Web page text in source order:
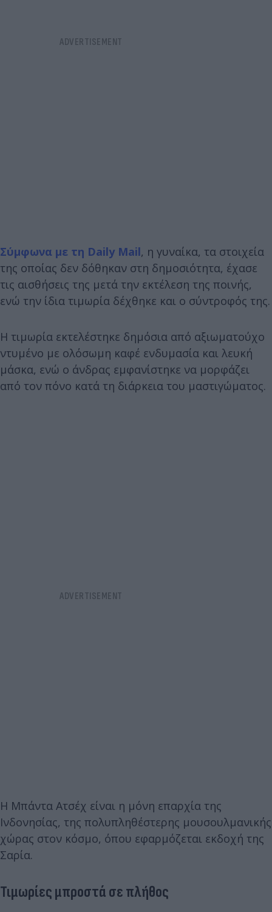
Σύμφωνα με τη Daily Mail, η γυναίκα, τα στοιχεία
της οποίας δεν δόθηκαν στη δημοσιότητα, έχασε
τις αισθήσεις της μετά την εκτέλεση της ποινής,
ενώ την ίδια τιμωρία δέχθηκε και ο σύντροφός της.
Η τιμωρία εκτελέστηκε δημόσια από αξιωματούχο
ντυμένο με ολόσωμη καφέ ενδυμασία και λευκή
μάσκα, ενώ ο άνδρας εμφανίστηκε να μορφάζει
από τον πόνο κατά τη διάρκεια του μαστιγώματος.
Η Μπάντα Ατσέχ είναι η μόνη επαρχία της
Ινδονησίας, της πολυπληθέστερης μουσουλμανικής
χώρας στον κόσμο, όπου εφαρμόζεται εκδοχή της
Σαρία.
Τιμωρίες μπροστά σε πλήθος